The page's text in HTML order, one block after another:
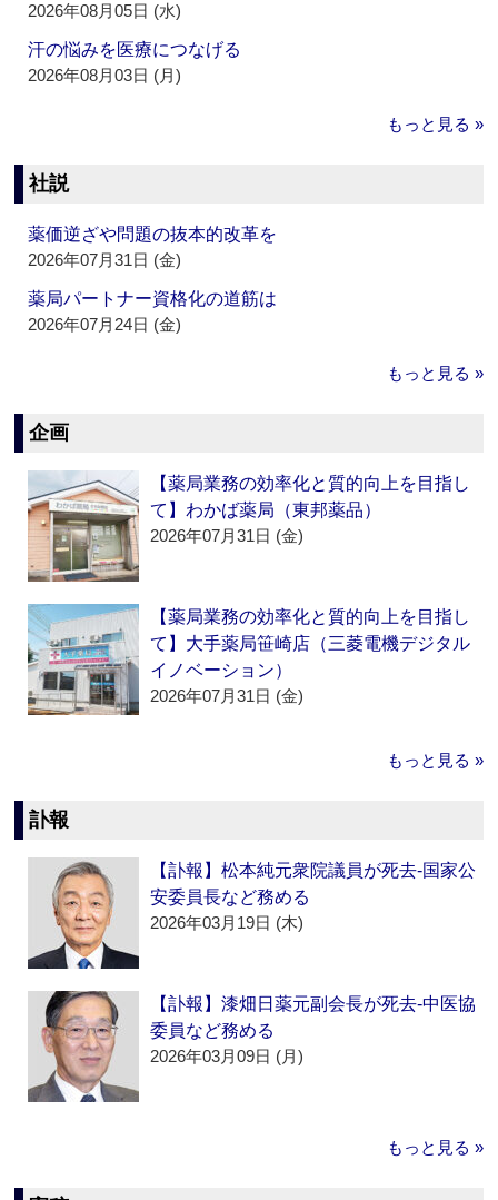
2026年08月05日 (水)
汗の悩みを医療につなげる
2026年08月03日 (月)
もっと見る »
社説
薬価逆ざや問題の抜本的改革を
2026年07月31日 (金)
薬局パートナー資格化の道筋は
2026年07月24日 (金)
もっと見る »
企画
【薬局業務の効率化と質的向上を目指し
て】わかば薬局（東邦薬品）
2026年07月31日 (金)
【薬局業務の効率化と質的向上を目指し
て】大手薬局笹崎店（三菱電機デジタル
イノベーション）
2026年07月31日 (金)
もっと見る »
訃報
【訃報】松本純元衆院議員が死去‐国家公
安委員長など務める
2026年03月19日 (木)
【訃報】漆畑日薬元副会長が死去‐中医協
委員など務める
2026年03月09日 (月)
もっと見る »